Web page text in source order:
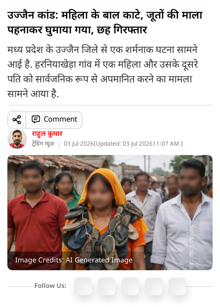
उज्जैन कांड: महिला के बाल काटे, जूतों की माला
पहनाकर घुमाया गया, छह गिरफ्तार
मध्य प्रदेश के उज्जैन जिले से एक शर्मनाक घटना सामने
आई है. हरनियाखेड़ा गांव में एक महिला और उसके दूसरे
पति को सार्वजनिक रूप से अपमानित करने का मामला
सामने आया है.
राहुल कुमार
ट्रेंडिंग न्यूज़ 03 Jul 2026(Updated: 03 Jul 202611:07 AM )
Comment
Image Credits: AI Generated Image
Follow Us: